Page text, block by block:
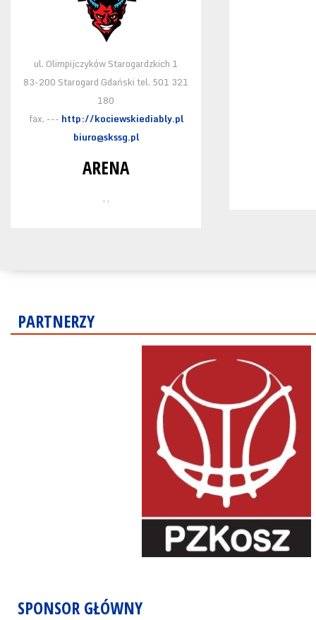
ul. Olimpijczyków Starogardzkich 1
83-200 Starogard Gdański tel. 501 321
180
fax. --- http://kociewskiediably.pl
biuro@skssg.pl
ARENA
, ,
PARTNERZY
SPONSOR GŁÓWNY